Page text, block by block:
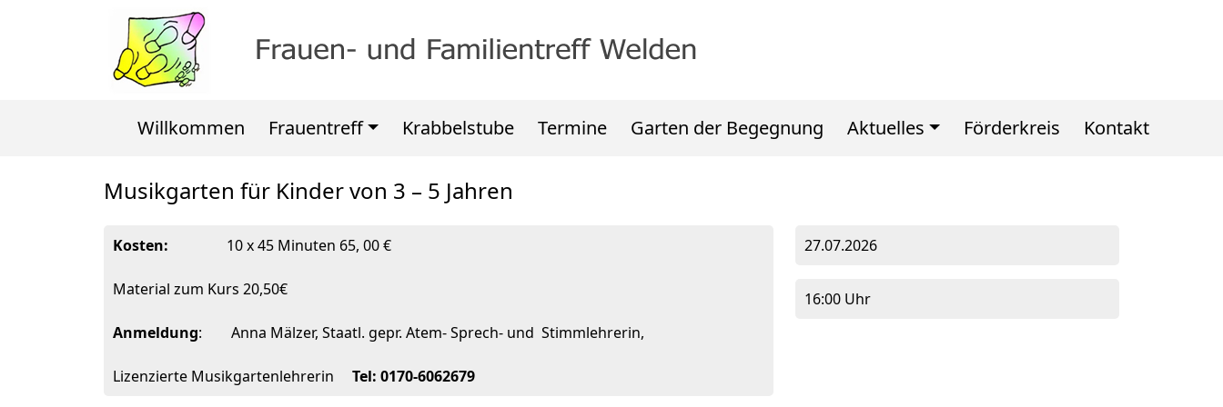
Willkommen Frauentreff Krabbelstube Termine Garten der Begegnung Aktuelles Förderkreis Kontakt
Musikgarten für Kinder von 3 – 5 Jahren
Kosten: 10 x 45 Minuten 65, 00 €
Material zum Kurs 20,50€
Anmeldung: Anna Mälzer, Staatl. gepr. Atem- Sprech- und Stimmlehrerin,
Lizenzierte Musikgartenlehrerin Tel: 0170-6062679
27.07.2026
16:00 Uhr